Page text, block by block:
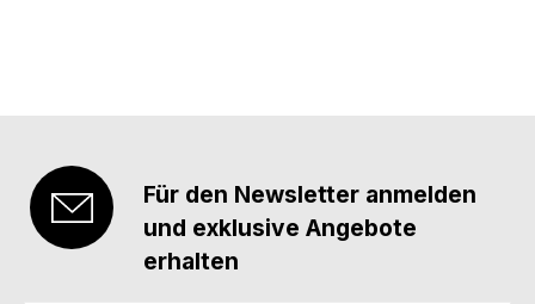
Für den Newsletter anmelden
und exklusive Angebote
erhalten